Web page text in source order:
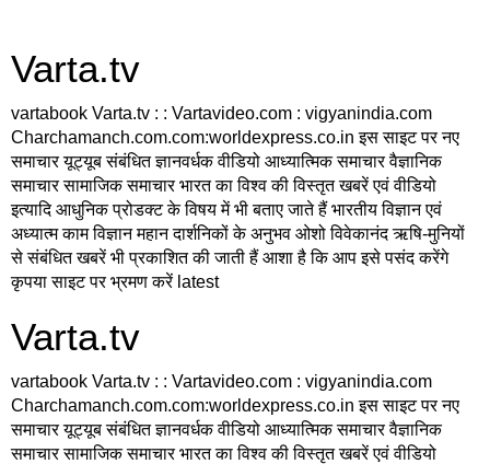
Varta.tv
vartabook Varta.tv : : Vartavideo.com : vigyanindia.com
Charchamanch.com.com:worldexpress.co.in इस साइट पर नए
समाचार यूट्यूब संबंधित ज्ञानवर्धक वीडियो आध्यात्मिक समाचार वैज्ञानिक
समाचार सामाजिक समाचार भारत का विश्व की विस्तृत खबरें एवं वीडियो
इत्यादि आधुनिक प्रोडक्ट के विषय में भी बताए जाते हैं भारतीय विज्ञान एवं
अध्यात्म काम विज्ञान महान दार्शनिकों के अनुभव ओशो विवेकानंद ऋषि-मुनियों
से संबंधित खबरें भी प्रकाशित की जाती हैं आशा है कि आप इसे पसंद करेंगे
कृपया साइट पर भ्रमण करें latest
Varta.tv
vartabook Varta.tv : : Vartavideo.com : vigyanindia.com
Charchamanch.com.com:worldexpress.co.in इस साइट पर नए
समाचार यूट्यूब संबंधित ज्ञानवर्धक वीडियो आध्यात्मिक समाचार वैज्ञानिक
समाचार सामाजिक समाचार भारत का विश्व की विस्तृत खबरें एवं वीडियो